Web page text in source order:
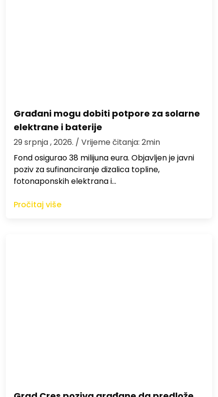
Građani mogu dobiti potpore za solarne
elektrane i baterije
29 srpnja , 2026. / Vrijeme čitanja: 2min
Fond osigurao 38 milijuna eura. Objavljen je javni
poziv za sufinanciranje dizalica topline,
fotonaponskih elektrana i…
Pročitaj više